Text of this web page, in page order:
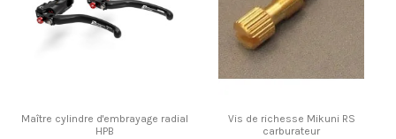
Maître cylindre d'embrayage radial
HPB
Vis de richesse Mikuni RS
carburateur